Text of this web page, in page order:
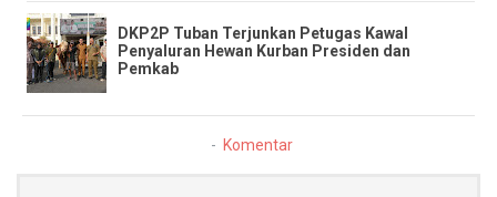
DKP2P Tuban Terjunkan Petugas Kawal
Penyaluran Hewan Kurban Presiden dan
Pemkab
Komentar